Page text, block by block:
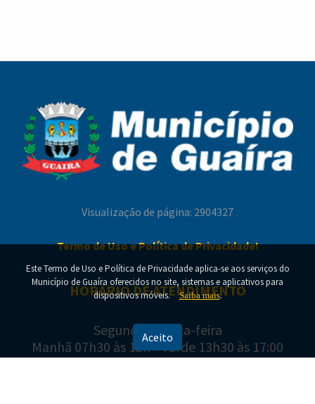
Homenagem em comemoração ao Dia dos Pais e
valoriza servidores e cooperados
Modernização da iluminação pública avança e
amplia qualidade da luz nas ruas de Guaíra
Semifinais colocam os finalistas frente a frente
no Campeonato Municipal de Futebol Suíço
Visualização de página: 2904327
Termo de Uso e Política de Privacidade!
HORÁRIO DE ATENDIMENTO
Segunda a Sexta-feira
Manhã 07h30 às 12h - Tarde 13h30 às 17:00
Este Termo de Uso e Política de Privacidade aplica-se aos serviços do
Município de Guaíra oferecidos no site, sistemas e aplicativos para
dispositivos móveis.
Saiba mais.
Aceito